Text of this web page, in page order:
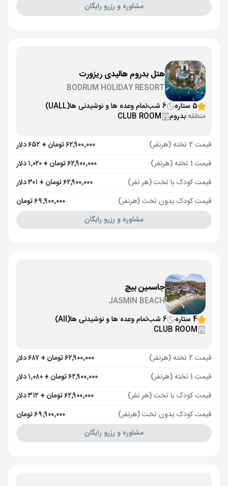
مشاوره و رزرو رایگان
هتل بدروم هالیدی ریزورت
BODRUM HOLIDAY RESORT
5 ستاره
6 شب تمام وعده ها و نوشیدنی ها(UALL)
منطقه:بدروم CLUB ROOM
قیمت 2 تخته (هرنفر)
۶۲٬۹۰۰٬۰۰۰ تومان + ۶۵۲ دلار
قیمت 1 تخته (هرنفر)
۶۲٬۹۰۰٬۰۰۰ تومان + ۱٬۰۲۰ دلار
قیمت کودک با تخت (هر نفر)
۶۲٬۹۰۰٬۰۰۰ تومان + ۳۰۱ دلار
قیمت کودک بدون تخت (هرنفر)
۶۹٬۹۰۰٬۰۰۰ تومان
مشاوره و رزرو رایگان
جاسمین بیچ
JASMIN BEACH
4 ستاره
6 شب تمام وعده ها و نوشیدنی ها(All)
CLUB ROOM
قیمت 2 تخته (هرنفر)
۶۲٬۹۰۰٬۰۰۰ تومان + ۶۸۷ دلار
قیمت 1 تخته (هرنفر)
۶۲٬۹۰۰٬۰۰۰ تومان + ۱٬۰۸۰ دلار
قیمت کودک با تخت (هر نفر)
۶۲٬۹۰۰٬۰۰۰ تومان + ۳۱۲ دلار
قیمت کودک بدون تخت (هرنفر)
۶۹٬۹۰۰٬۰۰۰ تومان
مشاوره و رزرو رایگان